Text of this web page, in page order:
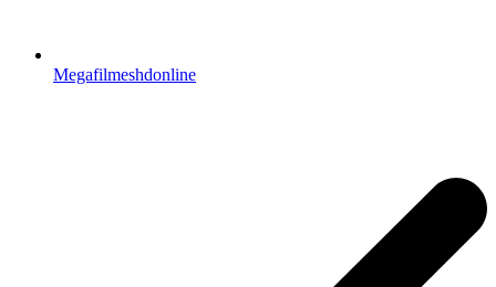
Megafilmeshdonline